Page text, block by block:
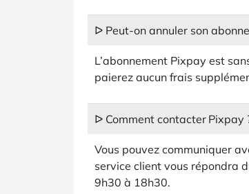
ᐅ Peut-on annuler son
L’abonnement Pixpay est
paierez aucun frais
ᐅ Comment contacter Pixpay
Vous pouvez communiquer
service client vous répondra
9h30 à 18h30.